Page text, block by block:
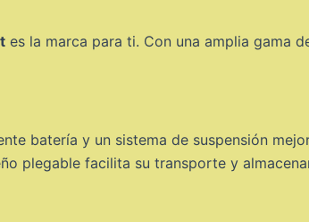
es la marca para ti. Con una amplia gama
batería y un sistema de suspensión
plegable facilita su transporte y